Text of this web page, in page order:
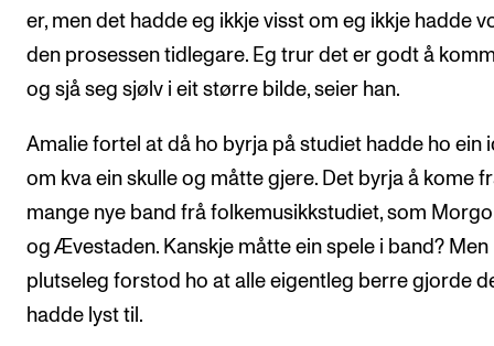
er, men det hadde eg ikkje visst om eg ikkje hadde
den prosessen tidlegare. Eg trur det er godt å
og sjå seg sjølv i eit større bilde, seier han.
Amalie fortel at då ho byrja på studiet hadde ho ein
om kva ein skulle og måtte gjere. Det byrja å kome
mange nye band frå folkemusikkstudiet, som
og Ævestaden. Kanskje måtte ein spele i band? Men
plutseleg forstod ho at alle eigentleg berre gjorde
hadde lyst til.